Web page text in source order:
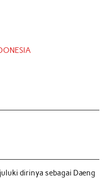
dirinya sebagai Daeng